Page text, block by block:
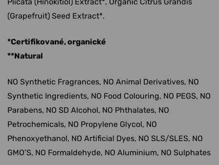
(Grapefruit) Seed Extract*.
*Certifikované, organické
**Natural
NO Synthetic Fragrances, NO Animal Derivatives, NO
Synthetic Ingredients, NO Food Colouring, NO PEGS, NO
Parabens, NO SD Alcohol, NO Phthalates, NO
Petrochemicals, NO Propylene Glycol, NO
Phenoxyethanol, NO Artificial Dyes, NO SLS/SLES, NO
GMO’S, NO Formaldehyde, NO Aluminium, NO Sulphates